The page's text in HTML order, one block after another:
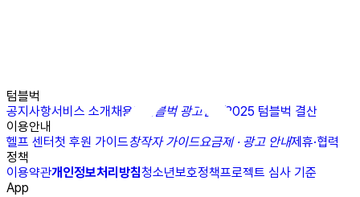
텀블벅
공지사항서비스 소개채용N 텀블벅 광고센터
2025 텀블벅 결산
이용안내
헬프 센터첫 후원 가이드창작자 가이드요금제 · 광고 안내제휴·협력
정책
이용약관개인정보처리방침청소년보호정책프로젝트 심사 기준
App